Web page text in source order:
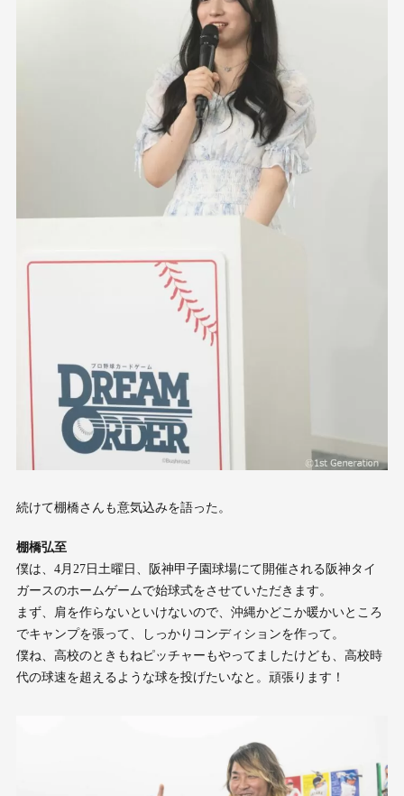
続けて棚橋さんも意気込みを語った。
棚橋弘至
僕は、4月27日土曜日、阪神甲子園球場にて開催される阪神タイ
ガースのホームゲームで始球式をさせていただきます。
まず、肩を作らないといけないので、沖縄かどこか暖かいところ
でキャンプを張って、しっかりコンディションを作って。
僕ね、高校のときもねピッチャーもやってましたけども、高校時
代の球速を超えるような球を投げたいなと。頑張ります！